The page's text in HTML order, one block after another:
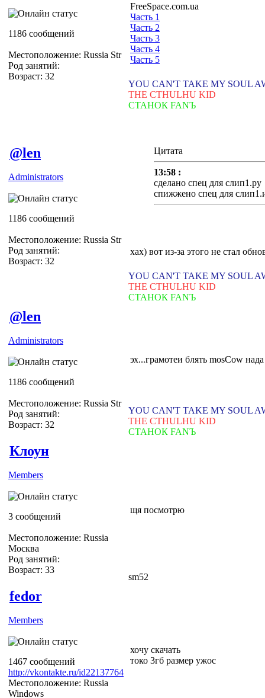
1186 сообщений
Местоположение: Russia Str
Род занятий:
Возраст: 32
FreeSpace.com.ua
Часть 1
Часть 2
Часть 3
Часть 4
Часть 5
YOU CAN'T TAKE MY SOUL
THE CTHULHU KID
СТАНОК FANЪ
@len
Administrators
1186 сообщений
Местоположение: Russia Str
Род занятий:
Возраст: 32
Цитата
13:58 :
сделано спец для слип1.ру
спижжено спец для
хах) вот из-за этого не стал
YOU CAN'T TAKE MY SOUL
THE CTHULHU KID
СТАНОК FANЪ
@len
Administrators
1186 сообщений
Местоположение: Russia Str
Род занятий:
Возраст: 32
эх...грамотеи блять mosCow
YOU CAN'T TAKE MY SOUL
THE CTHULHU KID
СТАНОК FANЪ
Клоун
Members
3 сообщений
Местоположение: Russia
Москва
Род занятий:
Возраст: 33
щя посмотрю
sm52
fedor
Members
1467 сообщений
http://vkontakte.ru/id22137764
Местоположение: Russia
Windows
хочу скачать
токо 3гб размер ужос